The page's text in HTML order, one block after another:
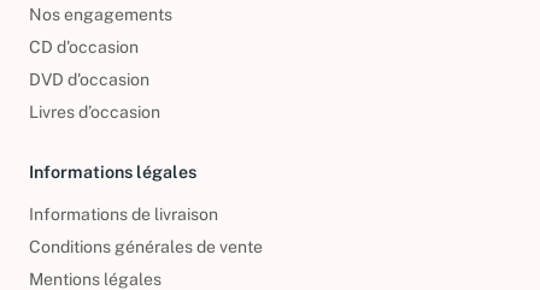
Nos engagements
CD d'occasion
DVD d'occasion
Livres d’occasion
Informations légales
Informations de livraison
Conditions générales de vente
Mentions légales